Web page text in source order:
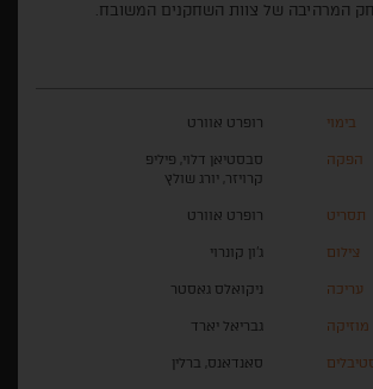
המרהיבה של צוות השחקנים המשובח.
בימוי רופרט אוורט
הפקה
סבסטיאן דלוי, פיליפ
קרויזר, יורג שולץ
תסריט רופרט אוורט
צילום ג'ון קונרוי
עריכה ניקואלס גאסטר
מוזיקה גבריאל יארד
סאנדאנס, ברלין